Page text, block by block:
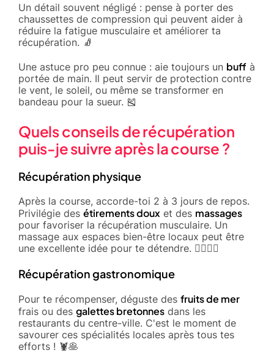
Un détail souvent négligé : pense à porter des
chaussettes de compression qui peuvent aider à
réduire la fatigue musculaire et améliorer ta
récupération. 🧦
Une astuce pro peu connue : aie toujours un buff à
portée de main. Il peut servir de protection contre
le vent, le soleil, ou même se transformer en
bandeau pour la sueur. 🎽
Quels conseils de récupération
puis-je suivre après la course ?
Récupération physique
Après la course, accorde-toi 2 à 3 jours de repos.
Privilégie des étirements doux et des massages
pour favoriser la récupération musculaire. Un
massage aux espaces bien-être locaux peut être
une excellente idée pour te détendre. 💆‍♂️🧘‍♀️
Récupération gastronomique
Pour te récompenser, déguste des fruits de mer
frais ou des galettes bretonnes dans les
restaurants du centre-ville. C'est le moment de
savourer ces spécialités locales après tous tes
efforts ! 🦞🥞